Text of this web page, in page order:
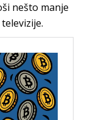
nešto manje